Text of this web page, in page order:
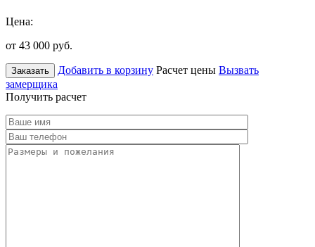
Цена:
от 43 000 руб.
Заказать Добавить в корзину Расчет цены Вызвать
замерщика
Получить расчет